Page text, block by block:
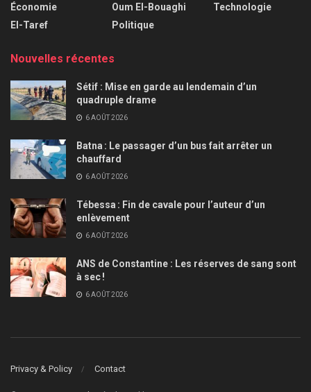
Économie
El-Taref
Oum El-Bouaghi
Politique
Technologie
Nouvelles récentes
Sétif : Mise en garde au lendemain d’un
quadruple drame
6 AOÛT 2026
Batna : Le passager d’un bus fait arrêter un
chauffard
6 AOÛT 2026
Tébessa : Fin de cavale pour l’auteur d’un
enlèvement
6 AOÛT 2026
ANS de Constantine : Les réserves de sang sont
à sec !
6 AOÛT 2026
Privacy & Policy Contact